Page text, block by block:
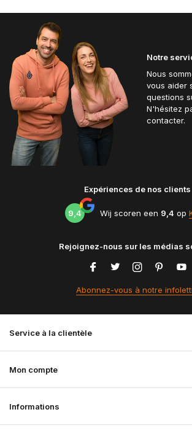
Notre
Nous
vous aider
questions
N'hésitez
contacter.
Expériences de nos clients
9,4 Wij scoren een 9,4 op
Rejoignez-nous sur les médias
Abonnez-vous à notre
Service à la clientèle
Mon compte
Informations